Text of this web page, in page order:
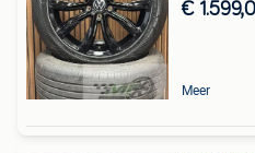
€
Meer